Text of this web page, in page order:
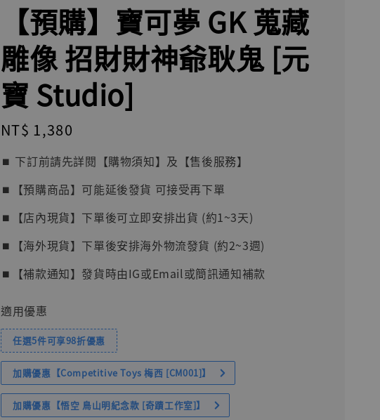
【預購】寶可夢 GK 蒐藏
雕像 招財財神爺耿鬼 [元
寶 Studio]
Regular
price
NT$ 1,380
⏹︎ 下訂前請先詳閱【購物須知】及【售後服務】
⏹︎【預購商品】可能延後發貨 可接受再下單
⏹︎【店內現貨】下單後可立即安排出貨 (約1~3天)
⏹︎【海外現貨】下單後安排海外物流發貨 (約2~3週)
⏹︎【補款通知】發貨時由IG或Email或簡訊通知補款
適用優惠
任選5件可享98折優惠
加購優惠【Competitive Toys 梅西 [CM001]】
加購優惠【悟空 鳥山明紀念款 [奇蹟工作室]】